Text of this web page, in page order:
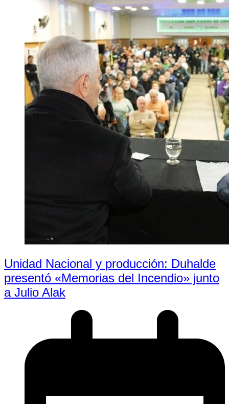
Unidad Nacional y producción: Duhalde
presentó «Memorias del Incendio» junto
a Julio Alak